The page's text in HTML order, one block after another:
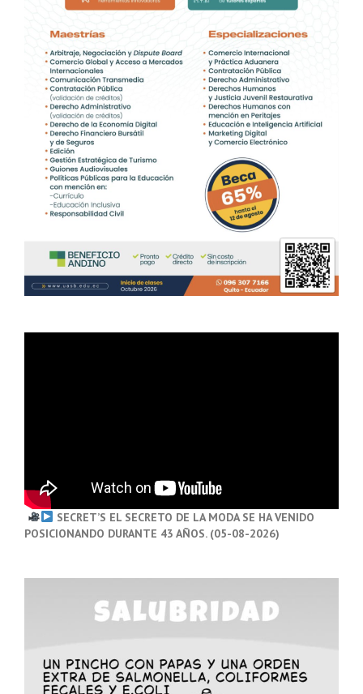
SECRET’S EL SECRETO DE LA MODA SE HA VENIDO
POSICIONANDO DURANTE 43 AÑOS. (05-08-2026)